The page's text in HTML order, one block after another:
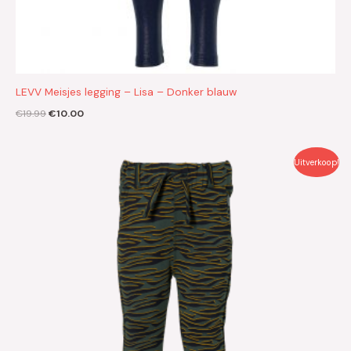
LEVV Meisjes legging – Lisa – Donker blauw
€19.99€10.00
Uitverkoop!
Oorspronkelijke
€15.00.